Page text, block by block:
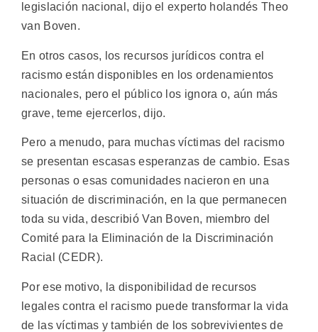
legislación nacional, dijo el experto holandés Theo
van Boven.
En otros casos, los recursos jurídicos contra el
racismo están disponibles en los ordenamientos
nacionales, pero el público los ignora o, aún más
grave, teme ejercerlos, dijo.
Pero a menudo, para muchas víctimas del racismo
se presentan escasas esperanzas de cambio. Esas
personas o esas comunidades nacieron en una
situación de discriminación, en la que permanecen
toda su vida, describió Van Boven, miembro del
Comité para la Eliminación de la Discriminación
Racial (CEDR).
Por ese motivo, la disponibilidad de recursos
legales contra el racismo puede transformar la vida
de las víctimas y también de los sobrevivientes de